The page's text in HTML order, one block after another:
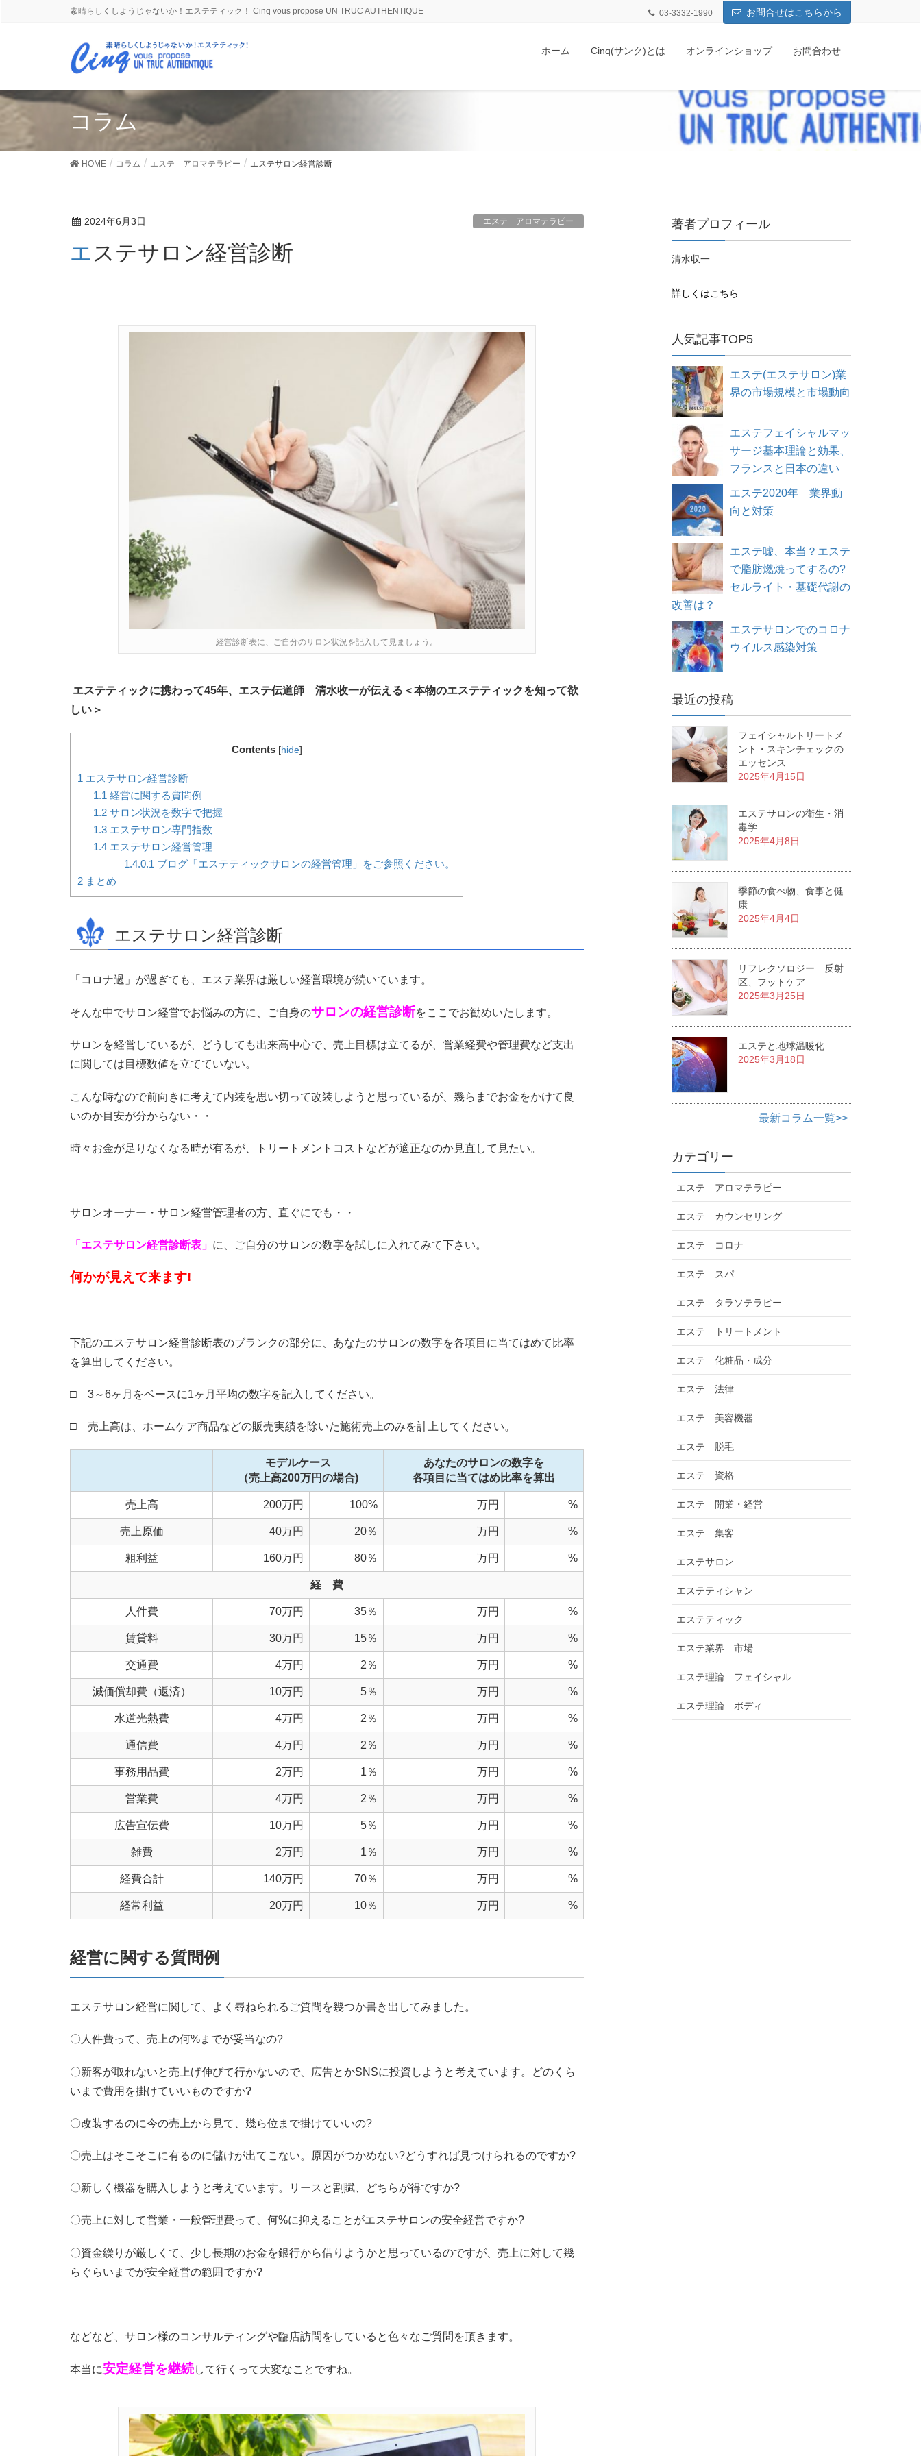
素晴らしくしようじゃないか！エステティック！ Cinq vous propose UN TRUC AUTHENTIQUE 03-3332-1990 お問合せはこちらから
ホーム Cinq(サンク)とは オンラインショップ お問合わせ
コラム
HOME コラム エステ アロマテラピー エステサロン経営診断
2024年6月3日 エステ アロマテラピー
エステサロン経営診断
経営診断表に、ご自分のサロン状況を記入して見ましょう。
エステティックに携わって45年、エステ伝道師 清水收一が伝える＜本物のエステティックを知って欲
しい＞
Contents [hide]
1 エステサロン経営診断
1.1 経営に関する質問例
1.2サロン状況を数字で把握
1.3エステサロン専門指数
1.4エステサロン経営管理
1.4.0.1 ブログ「エステティックサロンの経営管理」をご参照ください。
2 まとめ
エステサロン経営診断
「コロナ過」が過ぎても、エステ業界は厳しい経営環境が続いています。
そんな中でサロン経営でお悩みの方に、ご自身のサロンの経営診断をここでお勧めいたします。
サロンを経営しているが、どうしても出来高中心で、売上目標は立てるが、営業経費や管理費など支出
に関しては目標数値を立てていない。
こんな時なので前向きに考えて内装を思い切って改装しようと思っているが、幾らまでお金をかけて良
いのか目安が分からない・・
時々お金が足りなくなる時が有るが、トリートメントコストなどが適正なのか見直して見たい。
サロンオーナー・サロン経営管理者の方、直ぐにでも・・
「エステサロン経営診断表」 に、ご自分のサロンの数字を試しに入れてみて下さい。
何かが見えて来ます!
下記のエステサロン経営診断表のブランクの部分に、あなたのサロンの数字を各項目に当てはめて比率
を算出してください。
□ 3～6ヶ月をベースに1ヶ月平均の数字を記入してください。
□ 売上高は、ホームケア商品などの販売実績を除いた施術売上のみを計上してください。
モデルケース
（売上高200万円の場合)
あなたのサロンの数字を
各項目に当てはめ比率を算出
売上高 200万円 100% 万円 %
売上原価 40万円 20％ 万円 %
粗利益 160万円 80％ 万円 %
経 費
人件費 70万円 35％ 万円 %
賃貸料 30万円 15％ 万円 %
交通費 4万円 2％ 万円 %
減価償却費（返済） 10万円 5％ 万円 %
水道光熱費 4万円 2％ 万円 %
通信費 4万円 2％ 万円 %
事務用品費 2万円 1％ 万円 %
営業費 4万円 2％ 万円 %
広告宣伝費 10万円 5％ 万円 %
雑費 2万円 1％ 万円 %
経費合計 140万円 70％ 万円 %
経常利益 20万円 10％ 万円 %
経営に関する質問例
エステサロン経営に関して、よく尋ねられるご質問を幾つか書き出してみました。
〇人件費って、売上の何%までが妥当なの?
〇新客が取れないと売上げ伸びて行かないので、広告とかSNSに投資しようと考えています。どのくら
いまで費用を掛けていいものですか?
〇改装するのに今の売上から見て、幾ら位まで掛けていいの?
〇売上はそこそこに有るのに儲けが出てこない。原因がつかめない?どうすれば見つけられるのですか?
〇新しく機器を購入しようと考えています。リースと割賦、どちらが得ですか?
〇売上に対して営業・一般管理費って、何%に抑えることがエステサロンの安全経営ですか?
〇資金繰りが厳しくて、少し長期のお金を銀行から借りようかと思っているのですが、売上に対して幾
らぐらいまでが安全経営の範囲ですか?
などなど、サロン様のコンサルティングや臨店訪問をしていると色々なご質問を頂きます。
本当に安定経営を継続して行くって大変なことですね。
著者プロフィール
清水収一
詳しくはこちら
人気記事TOP5
エステ(エステサロン)業
界の市場規模と市場動向
エステフェイシャルマッ
サージ基本理論と効果、
フランスと日本の違い
エステ2020年 業界動
向と対策
エステ嘘、本当？エステ
で脂肪燃焼ってするの?
セルライト・基礎代謝の
改善は？
エステサロンでのコロナ
ウイルス感染対策
最近の投稿
フェイシャルトリートメ
ント・スキンチェックの
エッセンス
2025年4月15日
エステサロンの衛生・消
毒学
2025年4月8日
季節の食べ物、食事と健
康
2025年4月4日
リフレクソロジー 反射
区、フットケア
2025年3月25日
エステと地球温暖化
2025年3月18日
最新コラム一覧>>
カテゴリー
エステ アロマテラピー
エステ カウンセリング
エステ コロナ
エステ スパ
エステ タラソテラピー
エステ トリートメント
エステ 化粧品・成分
エステ 法律
エステ 美容機器
エステ 脱毛
エステ 資格
エステ 開業・経営
エステ 集客
エステサロン
エステティシャン
エステティック
エステ業界 市場
エステ理論 フェイシャル
エステ理論 ボディ